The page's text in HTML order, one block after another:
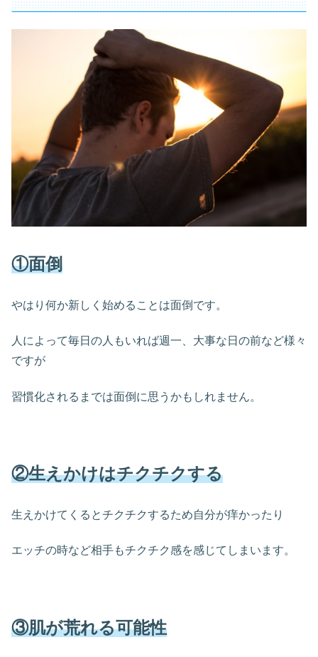
①面倒
やはり何か新しく始めることは面倒です。
人によって毎日の人もいれば週一、大事な日の前など様々
ですが
習慣化されるまでは面倒に思うかもしれません。
②生えかけはチクチクする
生えかけてくるとチクチクするため自分が痒かったり
エッチの時など相手もチクチク感を感じてしまいます。
③肌が荒れる可能性